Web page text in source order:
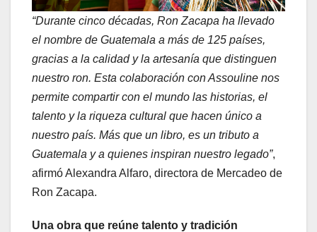
“Durante cinco décadas, Ron Zacapa ha llevado
el nombre de Guatemala a más de 125 países,
gracias a la calidad y la artesanía que distinguen
nuestro ron. Esta colaboración con Assouline nos
permite compartir con el mundo las historias, el
talento y la riqueza cultural que hacen único a
nuestro país. Más que un libro, es un tributo a
Guatemala y a quienes inspiran nuestro legado”,
afirmó Alexandra Alfaro, directora de Mercadeo de
Ron Zacapa.
Una obra que reúne talento y tradición